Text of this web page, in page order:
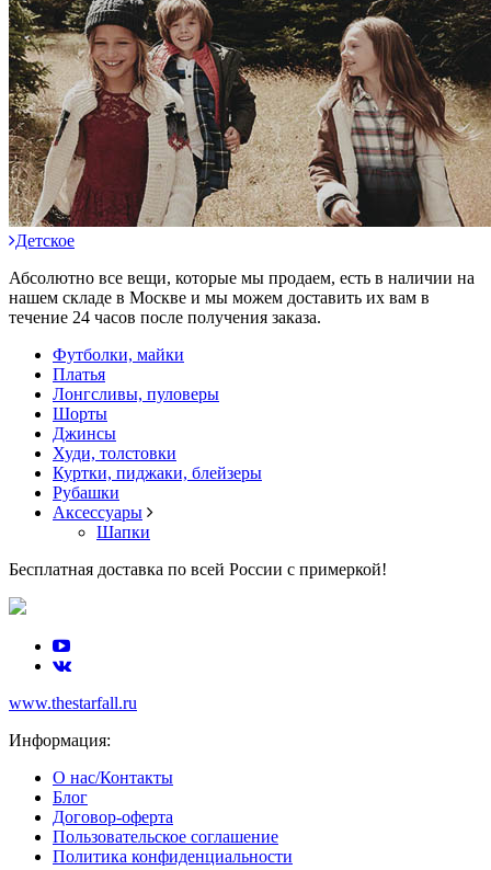
Детское
Абсолютно все вещи, которые мы продаем, есть в наличии на
нашем складе в Москве и мы можем доставить их вам в
течение 24 часов после получения заказа.
Футболки, майки
Платья
Лонгсливы, пуловеры
Шорты
Джинсы
Худи, толстовки
Куртки, пиджаки, блейзеры
Рубашки
Аксессуары
Шапки
Бесплатная доставка по всей России с примеркой!
www.thestarfall.ru
Информация:
О нас/Контакты
Блог
Договор-оферта
Пользовательское соглашение
Политика конфиденциальности